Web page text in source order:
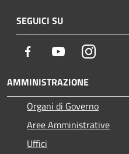
SEGUICI SU
Facebook YoutubeInstagram
AMMINISTRAZIONE
Organi di Governo
Aree Amministrative
Uffici